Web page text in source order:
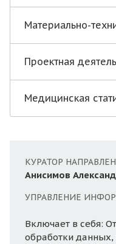
Материально-
Проектная
Медицинская
КУРАТОР
Анисимов
УПРАВЛЕНИЕ
Включает в себя:
обработки